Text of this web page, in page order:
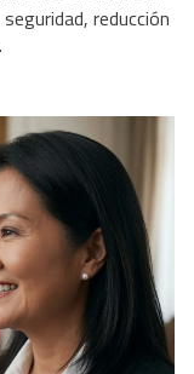
reducción